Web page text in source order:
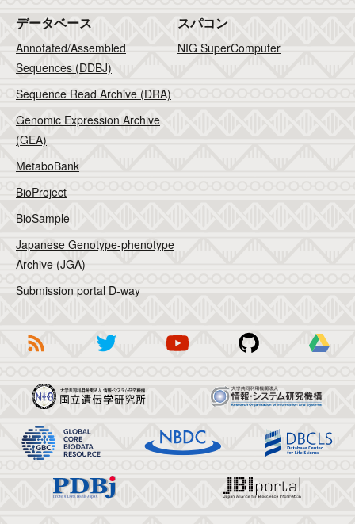
データベース
Annotated/Assembled
Sequences (DDBJ)
Sequence Read Archive (DRA)
Genomic Expression Archive
(GEA)
MetaboBank
BioProject
BioSample
Japanese Genotype-phenotype
Archive (JGA)
Submission portal D-way
スパコン
NIG SuperComputer